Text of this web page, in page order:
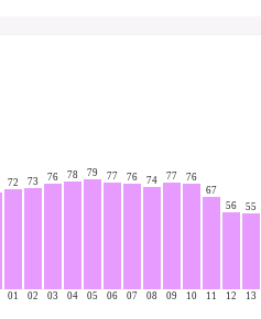
72
01
73
02
76
03
78
04
79
05
77
06
76
07
74
08
77
09
76
10
67
11
56
12
55
13